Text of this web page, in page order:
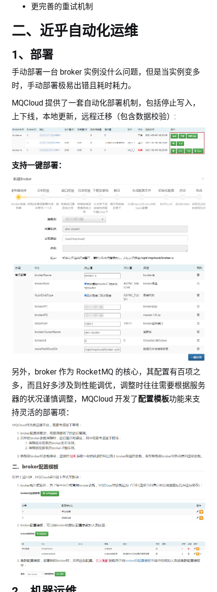
更完善的重试机制
二、近乎自动化运维
1、部署
手动部署一台 broker 实例没什么问题，但是当实例变多
时，手动部署极易出错且耗时耗力。
MQCloud 提供了一套自动化部署机制，包括停止写入，
上下线，本地更新，远程迁移（包含数据校验）:
支持一键部署：
另外，broker 作为 RocketMQ 的核心，其配置有百项之
多，而且好多涉及到性能调优，调整时往往需要根据服务
器的状况谨慎调整，MQCloud 开发了配置模板功能来支
持灵活的部署项：